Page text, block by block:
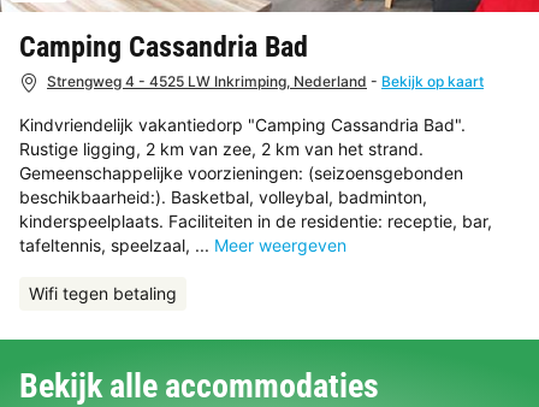
Camping Cassandria Bad
Strengweg 4 - 4525 LW Inkrimping, Nederland - Bekijk op kaart
Kindvriendelijk vakantiedorp "Camping Cassandria Bad".
Rustige ligging, 2 km van zee, 2 km van het strand.
Gemeenschappelijke voorzieningen: (seizoensgebonden
beschikbaarheid:). Basketbal, volleybal, badminton,
kinderspeelplaats. Faciliteiten in de residentie: receptie, bar,
tafeltennis, speelzaal, ... Meer weergeven
Wifi tegen betaling
Bekijk alle accommodaties